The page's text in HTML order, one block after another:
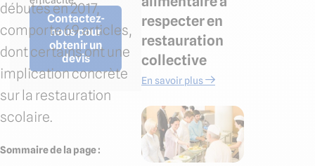
débutés en 2017,
comporte 69 articles,
dont certains ont une
implication concrète
sur la restauration
scolaire.
Sommaire de la page :
Contactez-
nous pour
obtenir un
devis
respecter en
restauration
collective
En savoir plus